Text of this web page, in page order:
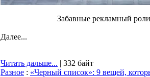
Забавные рекламный
Далее...
Читать дальше... | 332 байт
Разное : «Черный список»: 9 вещей,